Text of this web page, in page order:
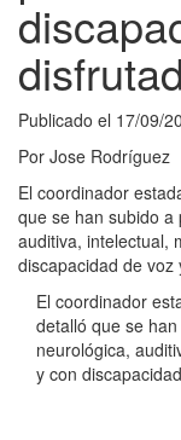
Publicado el 17/09/
Por Jose Rodríguez
El coordinador
que se han subido a
auditiva, intelectual,
discapacidad de voz
El coordinador
detalló que se
neurológica,
y con